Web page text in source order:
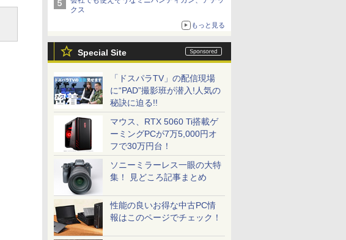
クス
もっと見る
Special Site
「ドスパラTV」の配信現場
に“PAD”撮影班が潜入!人気の
秘訣に迫る!!
マウス、RTX 5060 Ti搭載ゲ
ーミングPCが7万5,000円オ
フで30万円台！
ソニーミラーレス一眼の大特
集！ 見どころ記事まとめ
性能の良いお得な中古PC情
報はこのページでチェック！